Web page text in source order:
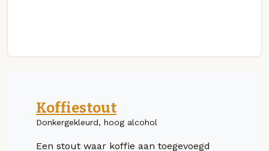
Koffiestout
Donkergekleurd, hoog alcohol
Een stout waar koffie aan toegevoegd